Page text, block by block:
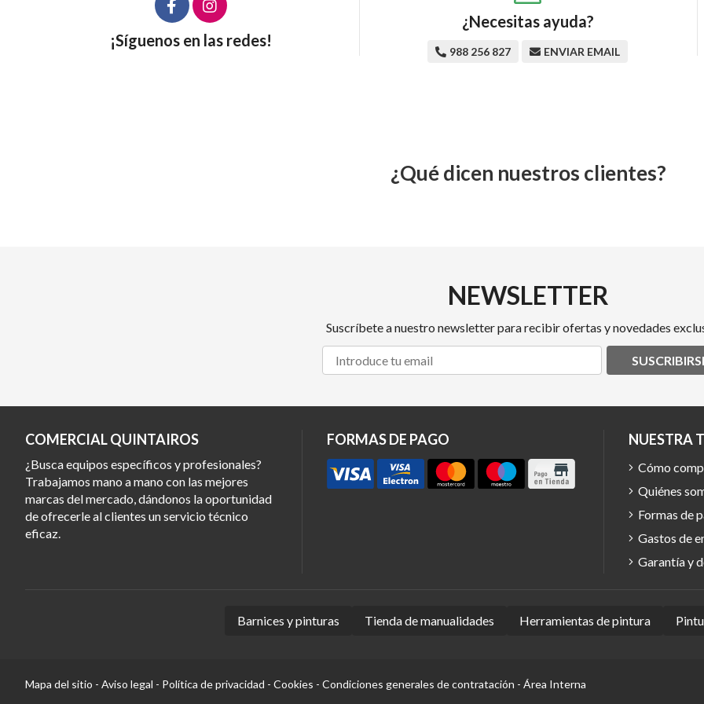
¡Síguenos en las redes!
¿Necesitas ayuda?
988 256 827 ENVIAR EMAIL
¿Qué dicen nuestros clientes?
NEWSLETTER
Suscríbete a nuestro newsletter para recibir ofertas y novedades
COMERCIAL QUINTAIROS
¿Busca equipos específicos y profesionales?
Trabajamos mano a mano con las mejores
marcas del mercado, dándonos la oportunidad
de ofrecerle al clientes un servicio técnico
eficaz.
FORMAS DE PAGO NUESTRA
Cómo
Quiénes
Formas de
Gastos de
Garantía y
Barnices y pinturas Tienda de manualidades Herramientas de pintura
Mapa del sitio - Aviso legal - Política de privacidad - Cookies - Condiciones generales de contratación - Área Interna